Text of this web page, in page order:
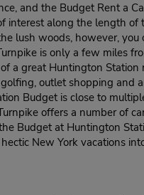
and the Budget Rent a
along the length of
lush woods, however,
is only a few miles
a great Huntington
outlet shopping and
Budget is close to
offers a number of
Budget at Huntington
New York vacations